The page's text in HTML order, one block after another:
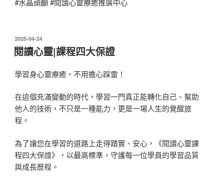
#水晶頭顱 #閱讀心靈療癒推廣中心
發
佈
於
2025-04-24
閱讀心靈|課程四大保證
學習身心靈療癒，不用擔心踩雷！
在這個充滿變動的時代，學習一門真正能轉化自己、幫助
他人的技術，不只是一種能力，更是一場人生的覺醒旅
程。
為了讓您在學習的道路上走得踏實、安心，《閱讀心靈課
程四大保證》，以最高標準，守護每一位學員的學習品質
與成長歷程。